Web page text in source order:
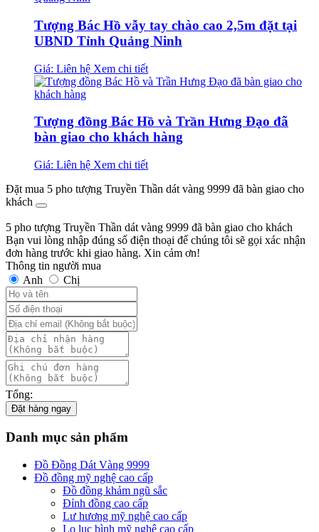
Tượng Bác Hồ vẫy tay chào cao 2,5m đặt tại
UBND Tỉnh Quảng Ninh
Giá: Liên hệ Xem chi tiết
Tượng đồng Bác Hồ và Trần Hưng Đạo đã
bàn giao cho khách hàng
Giá: Liên hệ Xem chi tiết
Đặt mua 5 pho tượng Truyền Thần dát vàng 9999 đã bàn giao cho
khách
5 pho tượng Truyền Thần dát vàng 9999 đã bàn giao cho khách
Bạn vui lòng nhập đúng số điện thoại để chúng tôi sẽ gọi xác nhận
đơn hàng trước khi giao hàng. Xin cảm ơn!
Thông tin người mua
Anh
Chị
Tổng:
Đặt hàng ngay
Danh mục sản phẩm
Đồ Đồng Dát Vàng 9999
Đồ đồng mỹ nghệ cao cấp
Đồ đồng khảm ngũ sắc
Đỉnh đồng cao cấp
Lư hương mỹ nghệ cao cấp
Lọ lục bình mỹ nghệ cao cấp